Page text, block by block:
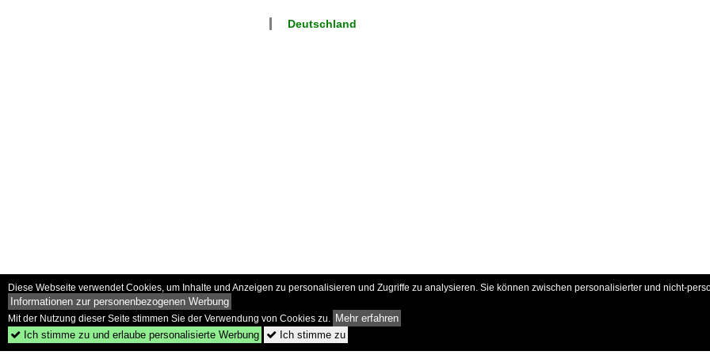
Deutschland
Diese Webseite verwendet Cookies, um Inhalte und Anzeigen zu personalisieren und Zugriffe zu analysieren. Sie können zwischen personalisierter und nicht-
Informationen zur personenbezogenen Werbung
Mit der Nutzung dieser Seite stimmen Sie der Verwendung von Cookies zu. Mehr erfahren
 Ich stimme zu und erlaube personalisierte Werbung  Ich stimme zu